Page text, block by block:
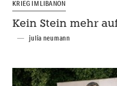
KRIEG IM LIBANON
Kein Stein mehr
julia neumann